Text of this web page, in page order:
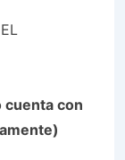
cuenta con